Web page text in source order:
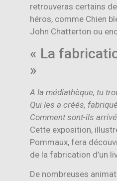
retrouveras certains
héros, comme Chien
John Chatterton ou
« La
»
A la médiathèque, tu
Qui les a créés,
Comment sont-ils
Cette exposition,
Pommaux, fera
de la fabrication d’un
De nombreuses